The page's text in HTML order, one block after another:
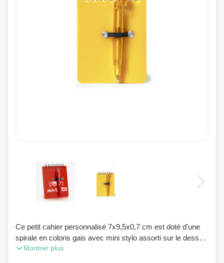
Ce petit cahier personnalisé 7x9,5x0,7 cm est doté d'une
spirale en coloris gais avec mini stylo assorti sur le dessus
et 60 feuilles lignées.
Montrer plus